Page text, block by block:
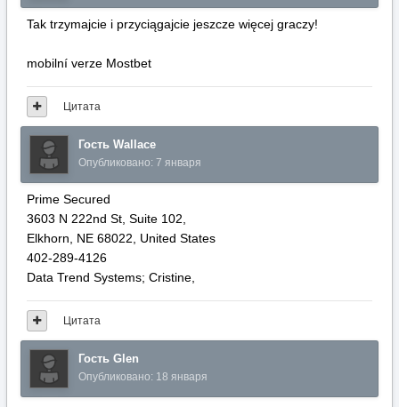
Tak trzymajcie i przyciągajcie jeszcze więcej graczy!
mobilní verze Mostbet
Цитата
Гость Wallace
Опубликовано: 7 января
Рrime Secured
3603 N 222nd St, Suite 102,
Elkhorn, ΝE 68022, United Ѕtates
402-289-4126
Data Trend Systems; Cristine,
Цитата
Гость Glen
Опубликовано: 18 января